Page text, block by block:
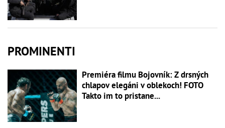
PROMINENTI
Premiéra filmu Bojovník: Z drsných
chlapov elegáni v oblekoch! FOTO
Takto im to pristane...